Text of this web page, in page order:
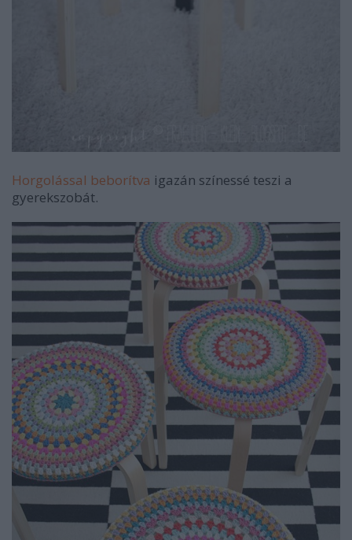
Horgolással beborítva igazán színessé teszi a
gyerekszobát.